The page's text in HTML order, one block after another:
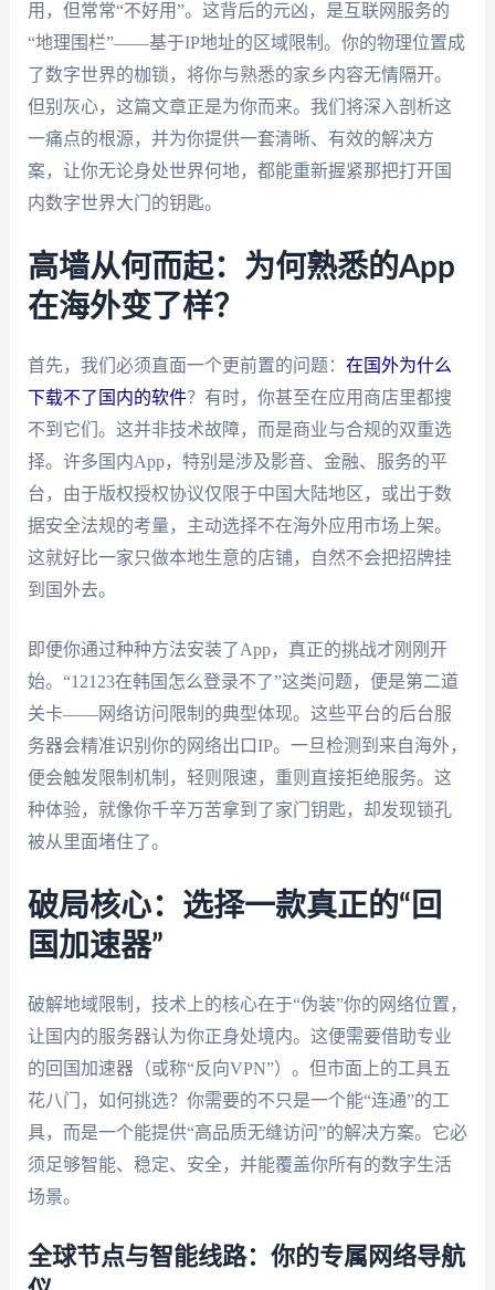
用，但常常“不好用”。这背后的元凶，是互联网服务的
“地理围栏”——基于IP地址的区域限制。你的物理位置成
了数字世界的枷锁，将你与熟悉的家乡内容无情隔开。
但别灰心，这篇文章正是为你而来。我们将深入剖析这
一痛点的根源，并为你提供一套清晰、有效的解决方
案，让你无论身处世界何地，都能重新握紧那把打开国
内数字世界大门的钥匙。
高墙从何而起：为何熟悉的App
在海外变了样？
首先，我们必须直面一个更前置的问题： 在国外为什么
下载不了国内的软件？有时，你甚至在应用商店里都搜
不到它们。这并非技术故障，而是商业与合规的双重选
择。许多国内App，特别是涉及影音、金融、服务的平
台，由于版权授权协议仅限于中国大陆地区，或出于数
据安全法规的考量，主动选择不在海外应用市场上架。
这就好比一家只做本地生意的店铺，自然不会把招牌挂
到国外去。
即便你通过种种方法安装了App，真正的挑战才刚刚开
始。“12123在韩国怎么登录不了”这类问题，便是第二道
关卡——网络访问限制的典型体现。这些平台的后台服
务器会精准识别你的网络出口IP。一旦检测到来自海外，
便会触发限制机制，轻则限速，重则直接拒绝服务。这
种体验，就像你千辛万苦拿到了家门钥匙，却发现锁孔
被从里面堵住了。
破局核心：选择一款真正的“回
国加速器”
破解地域限制，技术上的核心在于“伪装”你的网络位置，
让国内的服务器认为你正身处境内。这便需要借助专业
的回国加速器（或称“反向VPN”）。但市面上的工具五
花八门，如何挑选？你需要的不只是一个能“连通”的工
具，而是一个能提供“高品质无缝访问”的解决方案。它必
须足够智能、稳定、安全，并能覆盖你所有的数字生活
场景。
全球节点与智能线路：你的专属网络导航